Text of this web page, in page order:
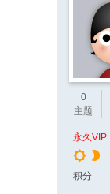
0
主题
永久VIP
积分